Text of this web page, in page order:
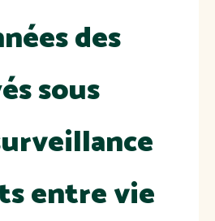
des
sous
entre vie